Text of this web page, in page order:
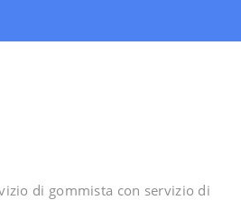
di gommista con servizio di